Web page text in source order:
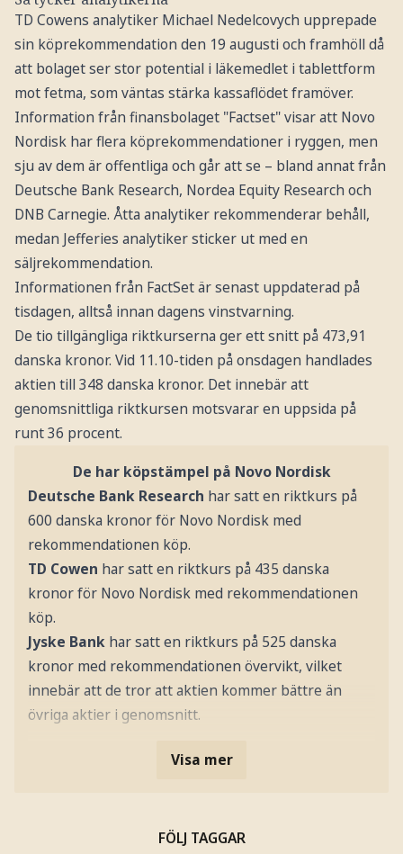
TD Cowens analytiker Michael Nedelcovych upprepade
sin köprekommendation den 19 augusti och framhöll då
att bolaget ser stor potential i läkemedlet i tablettform
mot fetma, som väntas stärka kassaflödet framöver.
Information från finansbolaget "Factset" visar att Novo
Nordisk har flera köprekommendationer i ryggen, men
sju av dem är offentliga och går att se – bland annat från
Deutsche Bank Research, Nordea Equity Research och
DNB Carnegie. Åtta analytiker rekommenderar behåll,
medan Jefferies analytiker sticker ut med en
säljrekommendation.
Informationen från FactSet är senast uppdaterad på
tisdagen, alltså innan dagens vinstvarning.
De tio tillgängliga riktkurserna ger ett snitt på 473,91
danska kronor. Vid 11.10-tiden på onsdagen handlades
aktien till 348 danska kronor. Det innebär att
genomsnittliga riktkursen motsvarar en uppsida på
runt 36 procent.
De har köpstämpel på Novo Nordisk
Deutsche Bank Research har satt en riktkurs på
600 danska kronor för Novo Nordisk med
rekommendationen köp.
TD Cowen har satt en riktkurs på 435 danska
kronor för Novo Nordisk med rekommendationen
köp.
Jyske Bank har satt en riktkurs på 525 danska
kronor med rekommendationen övervikt, vilket
innebär att de tror att aktien kommer bättre än
övriga aktier i genomsnitt.
Visa mer
FÖLJ TAGGAR